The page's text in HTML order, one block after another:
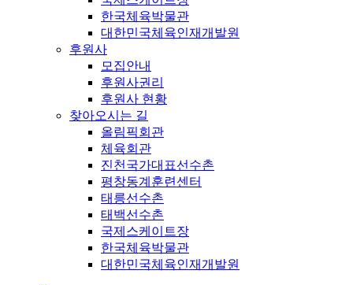
한국체육박물관
대한민국체육인재개발원
후원사
모집안내
후원사권리
후원사 현황
찾아오시는 길
올림픽회관
체육회관
진천국가대표선수촌
평창동계훈련센터
태릉선수촌
태백선수촌
국제스케이트장
한국체육박물관
대한민국체육인재개발원